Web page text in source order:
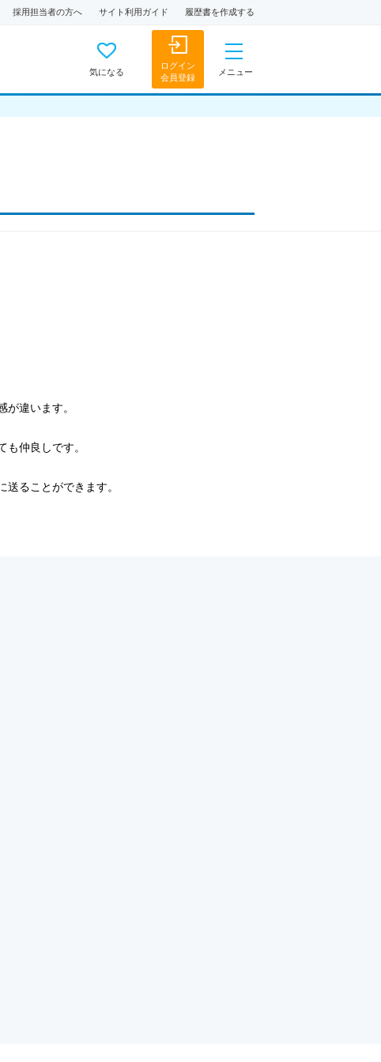
採用担当者の方へ サイト利用ガイド 履歴書を作成する
気になる
ログイン
会員登録
メニュー
違います。
仲良しです。
ることができます。